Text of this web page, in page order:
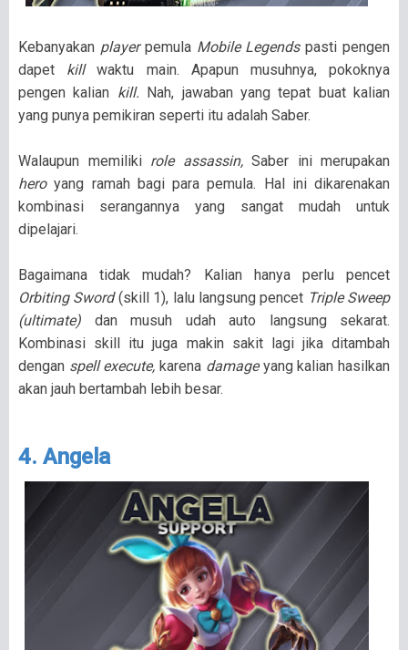
Kebanyakan playerpemula Mobile Legendspasti pengen
dapet killwaktu main. Apapun musuhnya, pokoknya
pengen kalian kill. Nah, jawaban yang tepat buat kalian
yang punya pemikiran seperti itu adalah Saber.
Walaupun memiliki role assassin,Saber ini merupakan
heroyang ramah bagi para pemula. Hal ini dikarenakan
kombinasi serangannya yang sangat mudah untuk
dipelajari.
Bagaimana tidak mudah? Kalian hanya perlu pencet
Orbiting Sword(skill 1), lalu langsung pencet Triple Sweep
(ultimate) dan musuh udah auto langsung sekarat.
Kombinasi skill itu juga makin sakit lagi jika ditambah
dengan spell execute, karena damageyang kalian hasilkan
akan jauh bertambah lebih besar.
4. Angela